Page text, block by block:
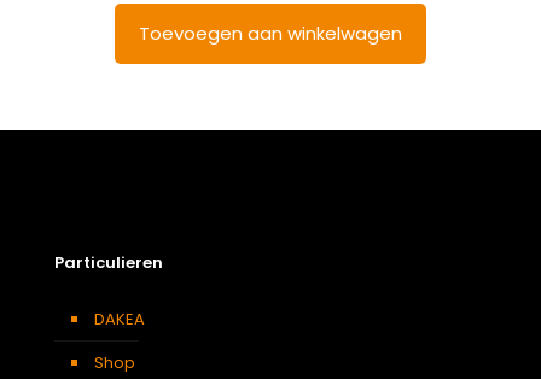
Toevoegen aan winkelwagen
Particulieren
DAKEA
Shop